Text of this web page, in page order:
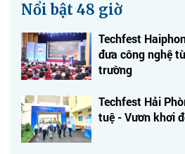
Nổi bật 48 giờ
Techfest
đưa công nghệ
trường
Techfest Hải
tuệ - Vươn khơi